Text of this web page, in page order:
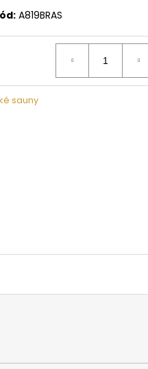
A819BRAS
saunyHARVIA